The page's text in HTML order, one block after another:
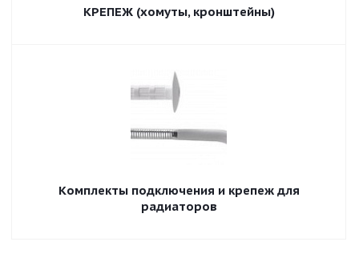
КРЕПЕЖ (хомуты, кронштейны)
Комплекты подключения и крепеж для
радиаторов